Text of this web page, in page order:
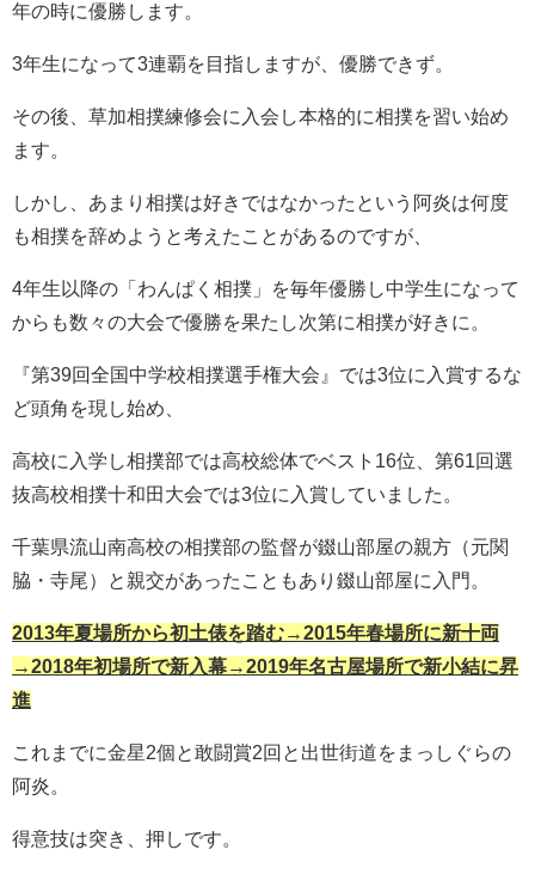
年の時に優勝します。
3年生になって3連覇を目指しますが、優勝できず。
その後、草加相撲練修会に入会し本格的に相撲を習い始め
ます。
しかし、あまり相撲は好きではなかったという阿炎は何度
も相撲を辞めようと考えたことがあるのですが、
4年生以降の「わんぱく相撲」を毎年優勝し中学生になって
からも数々の大会で優勝を果たし次第に相撲が好きに。
『第39回全国中学校相撲選手権大会』では3位に入賞するな
ど頭角を現し始め、
高校に入学し相撲部では高校総体でベスト16位、第61回選
抜高校相撲十和田大会では3位に入賞していました。
千葉県流山南高校の相撲部の監督が錣山部屋の親方（元関
脇・寺尾）と親交があったこともあり錣山部屋に入門。
2013年夏場所から初土俵を踏む→2015年春場所に新十両
→2018年初場所で新入幕→2019年名古屋場所で新小結に昇
進
これまでに金星2個と敢闘賞2回と出世街道をまっしぐらの
阿炎。
得意技は突き、押しです。